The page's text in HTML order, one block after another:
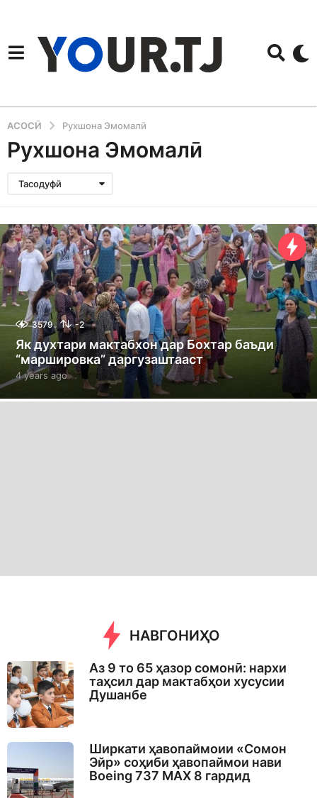
АСОСӢ Рухшона Эмомалӣ
Рухшона Эмомалӣ
Тасодуфӣ
3579 -2
Як духтари мактабхон дар Бохтар баъди
“маршировка” даргузаштааст
4 years ago4
e
НАВГОНИҲО
Аз 9 то 65 ҳазор сомонӣ: нархи
таҳсил дар мактабҳои хусусии
Душанбе
Ширкати ҳавопаймоии «Сомон
Эйр» соҳиби ҳавопаймои нави
Boeing 737 MAX 8 гардид